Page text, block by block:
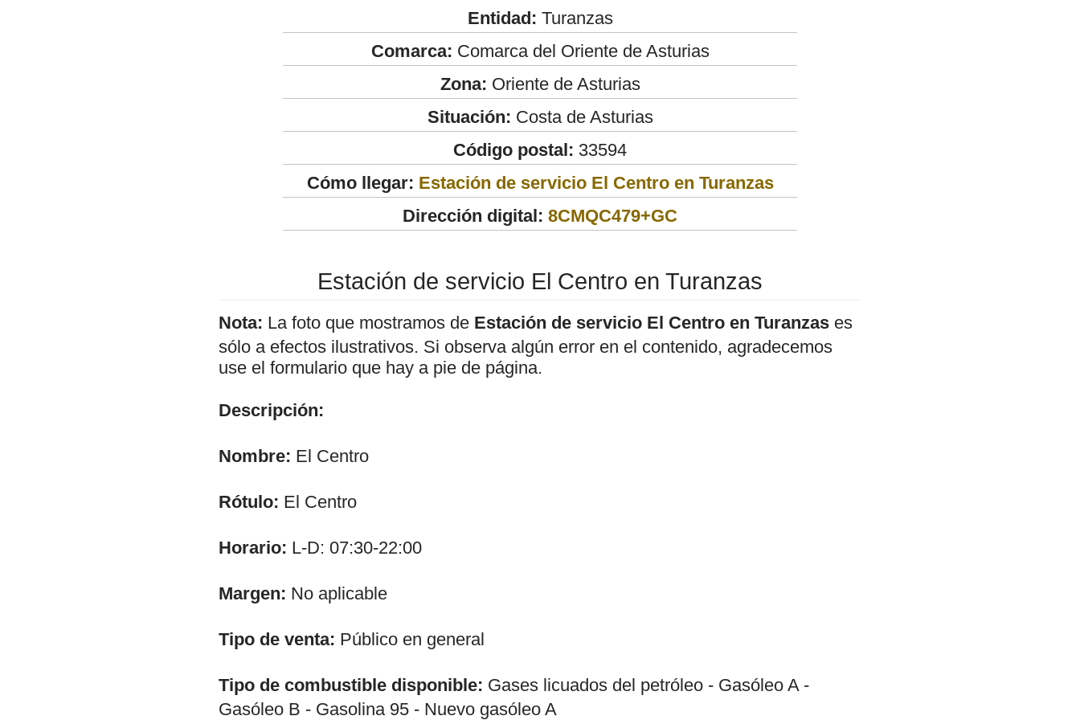
Entidad: Turanzas
Comarca: Comarca del Oriente de Asturias
Zona: Oriente de Asturias
Situación: Costa de Asturias
Código postal: 33594
Cómo llegar: Estación de servicio El Centro en Turanzas
Dirección digital: 8CMQC479+GC
Estación de servicio El Centro en Turanzas
Nota: La foto que mostramos de Estación de servicio El Centro en Turanzas es
sólo a efectos ilustrativos. Si observa algún error en el contenido, agradecemos
use el formulario que hay a pie de página.
Descripción:
Nombre: El Centro
Rótulo: El Centro
Horario: L-D: 07:30-22:00
Margen: No aplicable
Tipo de venta: Público en general
Tipo de combustible disponible: Gases licuados del petróleo - Gasóleo A -
Gasóleo B - Gasolina 95 - Nuevo gasóleo A